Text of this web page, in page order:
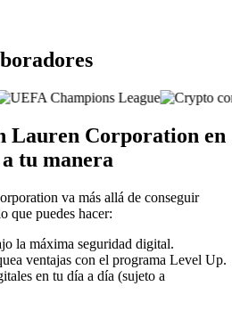
Lauren Corporation en
tu manera
va más allá de conseguir
que puedes hacer:
la máxima seguridad digital.
ventajas con el programa Level Up.
en tu día a día (sujeto a